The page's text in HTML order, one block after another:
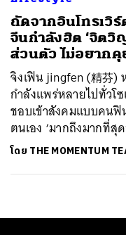
ถัดจากอินโทรเวิร์
จีนกำลังฮิต ‘จิ
ส่วนตัว ไม่อยากคุ
จิงเฟิน jingfen (精
กำลังแพร่หลายไปทั่วโ
ชอบเข้าสังคมแบบคน
ตนเอง ‘มากถึงมากที่สุด
โดย THE MOMENTUM